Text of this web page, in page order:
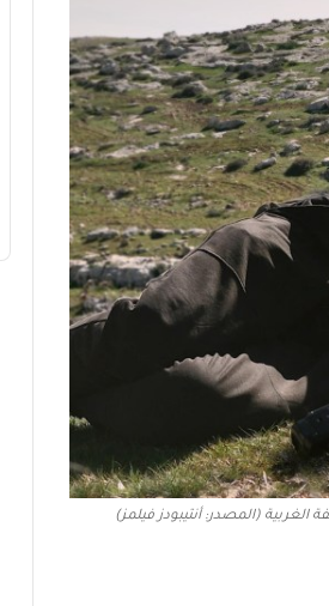
الغربية (المصدر: أنتيبودز فيلمز)